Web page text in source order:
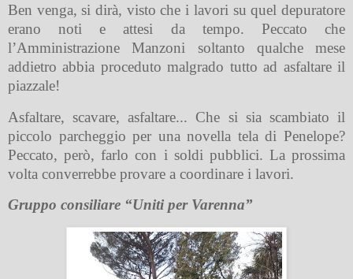
Ben venga, si dirà, visto che i lavori su quel depuratore
erano noti e attesi da tempo. Peccato che
l’Amministrazione Manzoni soltanto qualche mese
addietro abbia proceduto malgrado tutto ad asfaltare il
piazzale!
Asfaltare, scavare, asfaltare... Che si sia scambiato il
piccolo parcheggio per una novella tela di Penelope?
Peccato, però, farlo con i soldi pubblici. La prossima
volta converrebbe provare a coordinare i lavori.
Gruppo consiliare “Uniti per Varenna”